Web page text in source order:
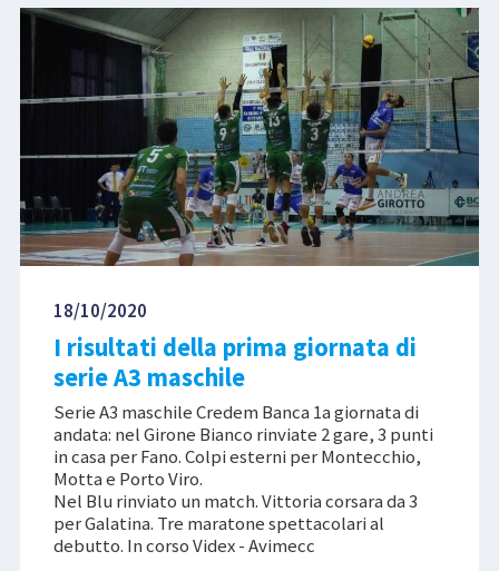
18/10/2020
I risultati della prima giornata di
serie A3 maschile
Serie A3 maschile Credem Banca 1a giornata di
andata: nel Girone Bianco rinviate 2 gare, 3 punti
in casa per Fano. Colpi esterni per Montecchio,
Motta e Porto Viro.
Nel Blu rinviato un match. Vittoria corsara da 3
per Galatina. Tre maratone spettacolari al
debutto. In corso Videx - Avimecc